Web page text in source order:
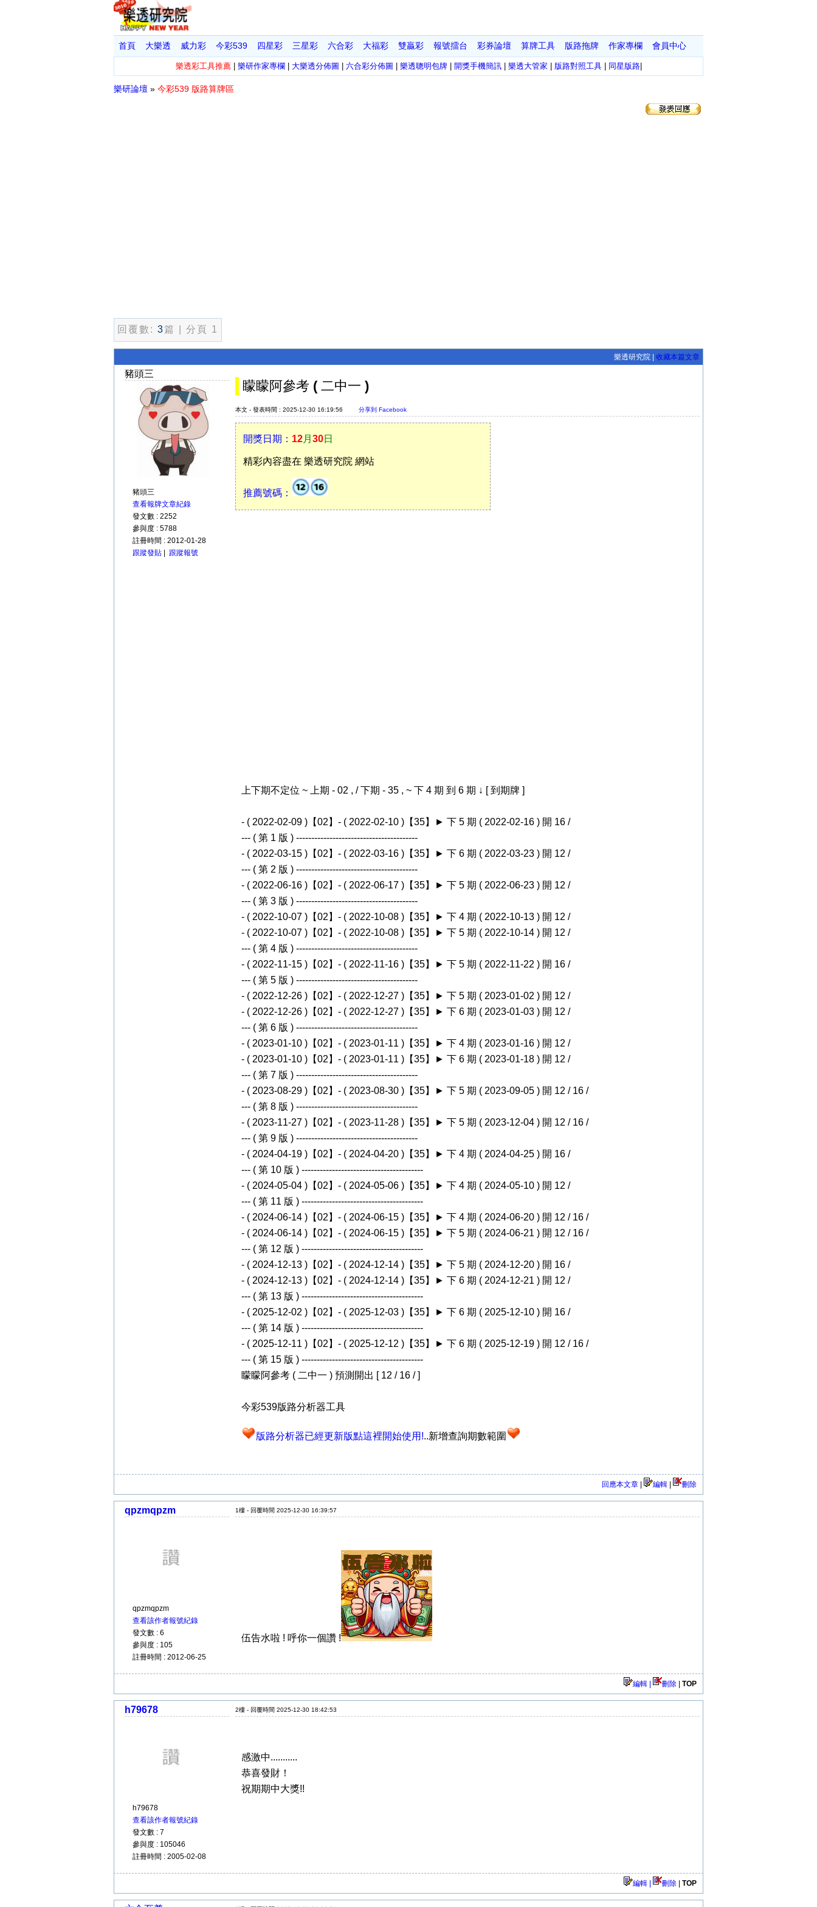
首頁 大樂透 威力彩 今彩539 四星彩 三星彩 六合彩 大福彩 雙贏彩 報號擂台 彩券論壇 算牌工具 版路拖牌 作家專欄 會員中心
樂透彩工具推薦| 樂研作家專欄 大樂透分佈圖 六合彩分佈圖 樂透聰明包牌| 開獎手機簡訊| 樂透大管家 版路對照工具| 同星版路|
樂研論壇 » 今彩539 版路算牌區
回覆數: 3篇 | 分頁 1
樂透研究院 | 收藏本篇文章
豬頭三
豬頭三
查看報牌文章紀錄
發文數 : 2252
參與度 : 5788
註冊時間 : 2012-01-28
跟蹤發貼
跟蹤報號
矇矇阿參考 ( 二中一 )
本文 - 發表時間 : 2025-12-30 16:19:56 分享到 Facebook
開獎日期： 12月 30日
精彩內容盡在 樂透研究院 網站
推薦號碼：
上下期不定位 ~ 上期 - 02 , / 下期 - 35 , ~ 下 4 期 到 6 期 ↓ [ 到期牌 ]
- ( 2022-02-09 )【02】- ( 2022-02-10 )【35】► 下 5 期 ( 2022-02-16 ) 開 16 /
--- ( 第 1 版 ) ----------------------------------------
- ( 2022-03-15 )【02】- ( 2022-03-16 )【35】► 下 6 期 ( 2022-03-23 ) 開 12 /
--- ( 第 2 版 ) ----------------------------------------
- ( 2022-06-16 )【02】- ( 2022-06-17 )【35】► 下 5 期 ( 2022-06-23 ) 開 12 /
--- ( 第 3 版 ) ----------------------------------------
- ( 2022-10-07 )【02】- ( 2022-10-08 )【35】► 下 4 期 ( 2022-10-13 ) 開 12 /
- ( 2022-10-07 )【02】- ( 2022-10-08 )【35】► 下 5 期 ( 2022-10-14 ) 開 12 /
--- ( 第 4 版 ) ----------------------------------------
- ( 2022-11-15 )【02】- ( 2022-11-16 )【35】► 下 5 期 ( 2022-11-22 ) 開 16 /
--- ( 第 5 版 ) ----------------------------------------
- ( 2022-12-26 )【02】- ( 2022-12-27 )【35】► 下 5 期 ( 2023-01-02 ) 開 12 /
- ( 2022-12-26 )【02】- ( 2022-12-27 )【35】► 下 6 期 ( 2023-01-03 ) 開 12 /
--- ( 第 6 版 ) ----------------------------------------
- ( 2023-01-10 )【02】- ( 2023-01-11 )【35】► 下 4 期 ( 2023-01-16 ) 開 12 /
- ( 2023-01-10 )【02】- ( 2023-01-11 )【35】► 下 6 期 ( 2023-01-18 ) 開 12 /
--- ( 第 7 版 ) ----------------------------------------
- ( 2023-08-29 )【02】- ( 2023-08-30 )【35】► 下 5 期 ( 2023-09-05 ) 開 12 / 16 /
--- ( 第 8 版 ) ----------------------------------------
- ( 2023-11-27 )【02】- ( 2023-11-28 )【35】► 下 5 期 ( 2023-12-04 ) 開 12 / 16 /
--- ( 第 9 版 ) ----------------------------------------
- ( 2024-04-19 )【02】- ( 2024-04-20 )【35】► 下 4 期 ( 2024-04-25 ) 開 16 /
--- ( 第 10 版 ) ----------------------------------------
- ( 2024-05-04 )【02】- ( 2024-05-06 )【35】► 下 4 期 ( 2024-05-10 ) 開 12 /
--- ( 第 11 版 ) ----------------------------------------
- ( 2024-06-14 )【02】- ( 2024-06-15 )【35】► 下 4 期 ( 2024-06-20 ) 開 12 / 16 /
- ( 2024-06-14 )【02】- ( 2024-06-15 )【35】► 下 5 期 ( 2024-06-21 ) 開 12 / 16 /
--- ( 第 12 版 ) ----------------------------------------
- ( 2024-12-13 )【02】- ( 2024-12-14 )【35】► 下 5 期 ( 2024-12-20 ) 開 16 /
- ( 2024-12-13 )【02】- ( 2024-12-14 )【35】► 下 6 期 ( 2024-12-21 ) 開 12 /
--- ( 第 13 版 ) ----------------------------------------
- ( 2025-12-02 )【02】- ( 2025-12-03 )【35】► 下 6 期 ( 2025-12-10 ) 開 16 /
--- ( 第 14 版 ) ----------------------------------------
- ( 2025-12-11 )【02】- ( 2025-12-12 )【35】► 下 6 期 ( 2025-12-19 ) 開 12 / 16 /
--- ( 第 15 版 ) ----------------------------------------
矇矇阿參考 ( 二中一 ) 預測開出 [ 12 / 16 / ]
今彩539版路分析器工具
版路分析器已經更新版點這裡開始使用!..新增查詢期數範圍
回應本文章 編輯 刪除
qpzmqpzm
qpzmqpzm
查看該作者報號紀錄
發文數 : 6
參與度 : 105
註冊時間 : 2012-06-25
1樓 - 回覆時間 2025-12-30 16:39:57
伍告水啦 ! 呼你一個讚 !
編輯 | 刪除 TOP
h79678
h79678
查看該作者報號紀錄
發文數 : 7
參與度 : 105046
註冊時間 : 2005-02-08
2樓 - 回覆時間 2025-12-30 18:42:53
感激中...........
恭喜發財！
祝期期中大獎!!
編輯 | 刪除 TOP